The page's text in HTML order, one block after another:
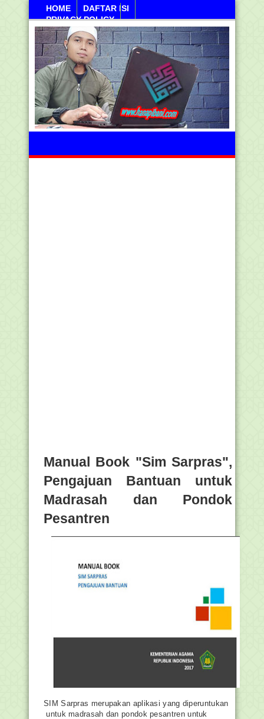
HOME
DAFTAR ISI
PRIVACY POLICY
Sabtu, 08 Agustus 2026
Manual Book "Sim Sarpras",
Pengajuan Bantuan untuk
Madrasah dan Pondok
Pesantren
SIM Sarpras merupakan aplikasi yang diperuntukan
untuk madrasah dan pondok pesantren untuk